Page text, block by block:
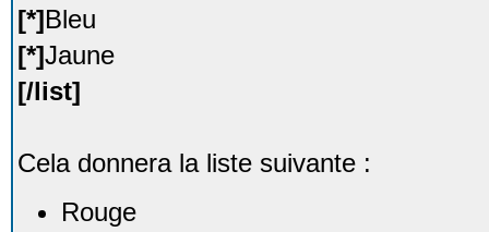
[*]Bleu
[*]Jaune
[/list]
Cela donnera la liste suivante :
Rouge